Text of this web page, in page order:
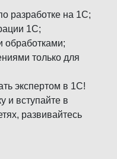
разработке на 1С;
1С;
обработками;
только для
экспертом в 1С!
и вступайте в
развивайтесь